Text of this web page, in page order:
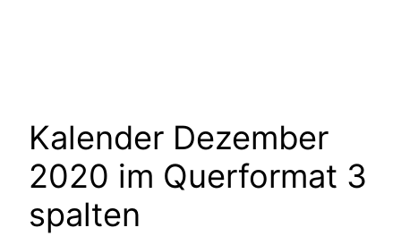
Kalender Dezember
2020 im Querformat 3
spalten